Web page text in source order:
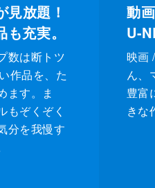
見放題！
充実。
数は断トツ
作品を、た
ます。ま
もぞくぞく
分を我慢す
動
U-
映画
ん、
豊富
きな